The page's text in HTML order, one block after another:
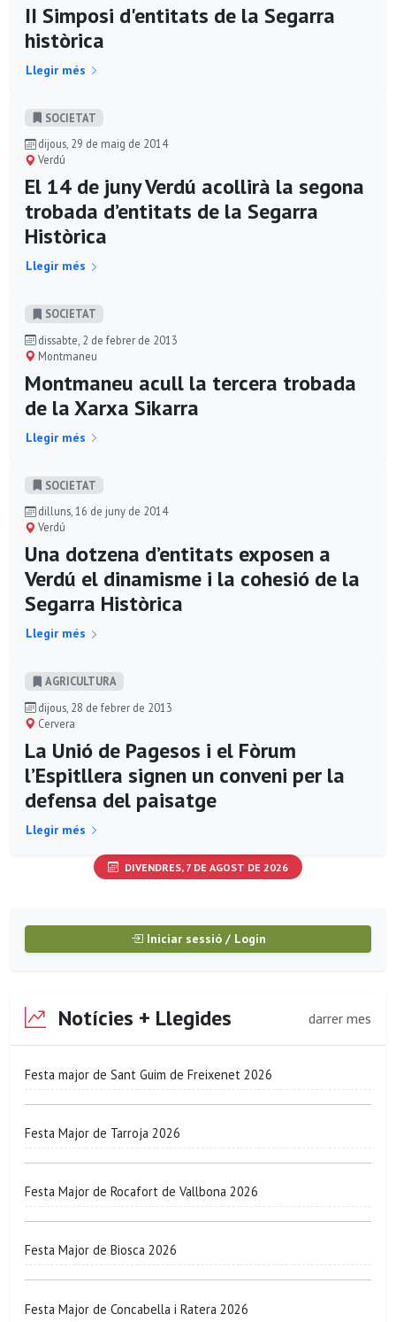
II Simposi d'entitats de la Segarra
històrica
Llegir més
SOCIETAT
dijous, 29 de maig de 2014
Verdú
El 14 de juny Verdú acollirà la segona
trobada d’entitats de la Segarra
Històrica
Llegir més
SOCIETAT
dissabte, 2 de febrer de 2013
Montmaneu
Montmaneu acull la tercera trobada
de la Xarxa Sikarra
Llegir més
SOCIETAT
dilluns, 16 de juny de 2014
Verdú
Una dotzena d’entitats exposen a
Verdú el dinamisme i la cohesió de la
Segarra Històrica
Llegir més
AGRICULTURA
dijous, 28 de febrer de 2013
Cervera
La Unió de Pagesos i el Fòrum
l’Espitllera signen un conveni per la
defensa del paisatge
Llegir més
DIVENDRES, 7 DE AGOST DE 2026
Iniciar sessió / Login
Notícies + Llegides darrer mes
Festa major de Sant Guim de Freixenet 2026
Festa Major de Tarroja 2026
Festa Major de Rocafort de Vallbona 2026
Festa Major de Biosca 2026
Festa Major de Concabella i Ratera 2026